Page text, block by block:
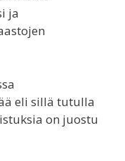
ja
eli sillä tutulla
on juostu